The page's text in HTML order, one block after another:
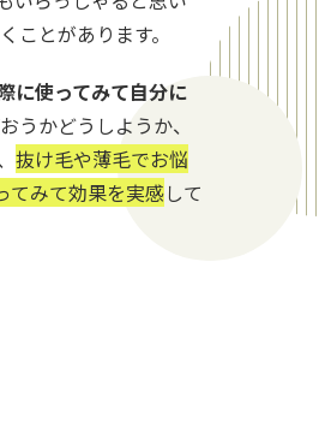
ことがあります。
に使ってみて自分に
うかどうしようか、
抜け毛や薄毛でお悩
てみて効果を実感して